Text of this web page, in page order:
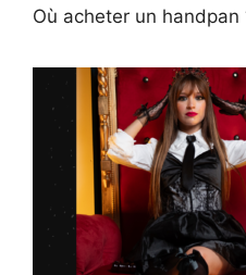
Où acheter un handpan